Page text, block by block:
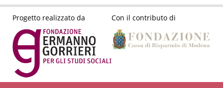
Progetto realizzato da Con il contributo di